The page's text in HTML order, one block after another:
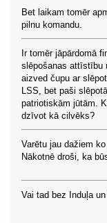
Bet laikam tomēr
pilnu komandu.
Ir tomēr jāpārdomā
slēpošanas attīstību
aizved čupu ar
LSS, bet paši
patriotiskām jūtām.
dzīvot kā cilvēks?
Varētu jau dažiem
Nākotnē droši, ka
Vai tad bez Induļa